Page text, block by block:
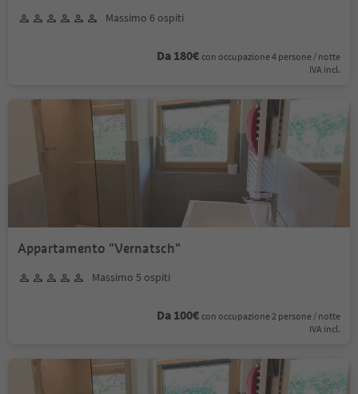
Massimo 6 ospiti
Da 180€ con occupazione 4 persone / notte
IVA incl.
Appartamento "Vernatsch"
Massimo 5 ospiti
Da 100€ con occupazione 2 persone / notte
IVA incl.